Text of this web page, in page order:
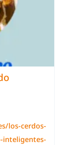
los-cerdos-
inteligentes-